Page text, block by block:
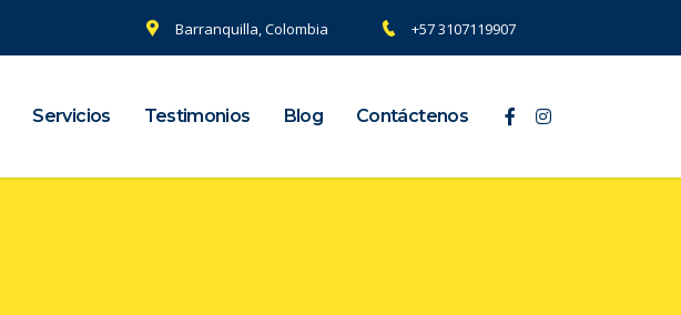
Barranquilla, Colombia +57 3107119907
Servicios Testimonios Blog Contáctenos